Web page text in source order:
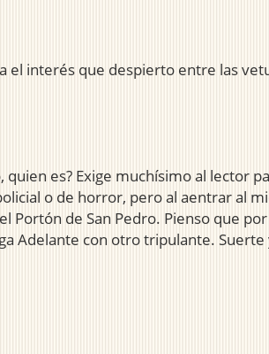
el interés que despierto entre las
es? Exige muchísimo al lector
o de horror, pero al aentrar al
de San Pedro. Pienso que
Adelante con otro tripulante.